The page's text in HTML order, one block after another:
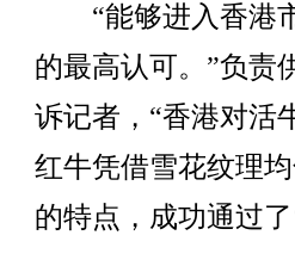
“能够进入香港市
的最高认可。”负责
诉记者，“香港对活
红牛凭借雪花纹理
的特点，成功通过了